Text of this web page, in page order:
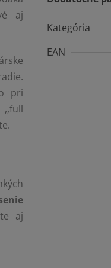
aj
pri
,,full
aj
Kategória
EAN